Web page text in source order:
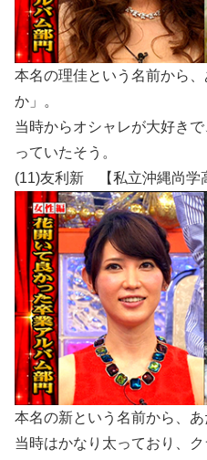
本名の理佳という名前から
か」。
当時からオシャレが大好き
っていたそう。
(11)友利新 【私立沖縄尚学
本名の新という名前から、あ
当時はかなり太っており、